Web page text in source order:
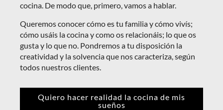
cocina. De modo que, primero, vamos a hablar.
Queremos conocer cómo es tu familia y cómo vivís;
cómo usáis la cocina y como os relacionáis; lo que os
gusta y lo que no. Pondremos a tu disposición la
creatividad y la solvencia que nos caracteriza, según
todos nuestros clientes.
Quiero hacer realidad la cocina de mis
sueños